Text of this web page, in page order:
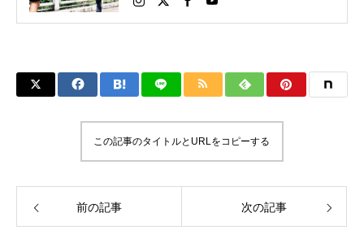
パーライト級新人王 FOKウェルター級王者
WMCライト級日本王者 トレーニング依頼は
この記事のタイトルとURLをコピーする
前の記事 次の記事